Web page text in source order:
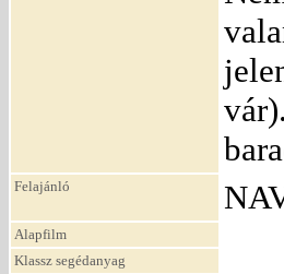
Felajánló
Alapfilm
Klassz segédanyag